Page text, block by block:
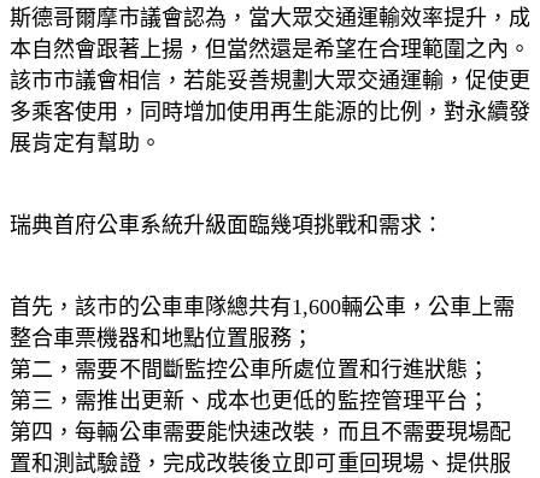
斯德哥爾摩市議會認為，當大眾交通運輸效率提升，成
本自然會跟著上揚，但當然還是希望在合理範圍之內。
該市市議會相信，若能妥善規劃大眾交通運輸，促使更
多乘客使用，同時增加使用再生能源的比例，對永續發
展肯定有幫助。
瑞典首府公車系統升級面臨幾項挑戰和需求：
首先，該市的公車車隊總共有1,600輛公車，公車上需
整合車票機器和地點位置服務；
第二，需要不間斷監控公車所處位置和行進狀態；
第三，需推出更新、成本也更低的監控管理平台；
第四，每輛公車需要能快速改裝，而且不需要現場配
置和測試驗證，完成改裝後立即可重回現場、提供服